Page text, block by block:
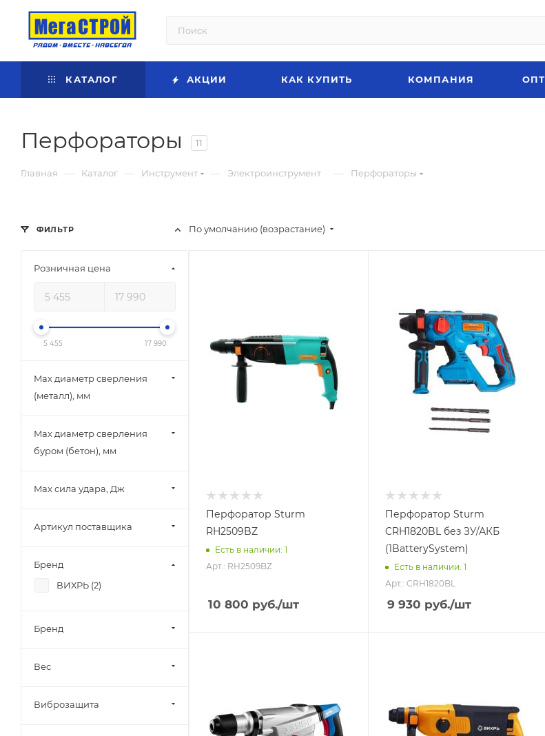
КАТАЛОГ АКЦИИ КАК КУПИТЬ КОМПАНИЯ ОПТ
Перфораторы 11
Главная — Каталог — Инструмент — Электроинструмент — Перфораторы
По умолчанию (возрастание)
Перфоратор Sturm
RH2509BZ
Есть в наличии: 1
Арт.: RH2509BZ
10 800 руб./шт
Перфоратор Sturm
CRH1820BL без ЗУ/АКБ
(1BatterySystem)
Есть в наличии: 1
Арт.: CRH1820BL
9 930 руб./шт
ФИЛЬТР
Розничная цена
5 455 17 990
Max диаметр сверления
(металл), мм
Max диаметр сверления
буром (бетон), мм
Max сила удара, Дж
Артикул поставщика
Бренд
ВИХРЬ (2)
Бренд
Вес
Виброзащита